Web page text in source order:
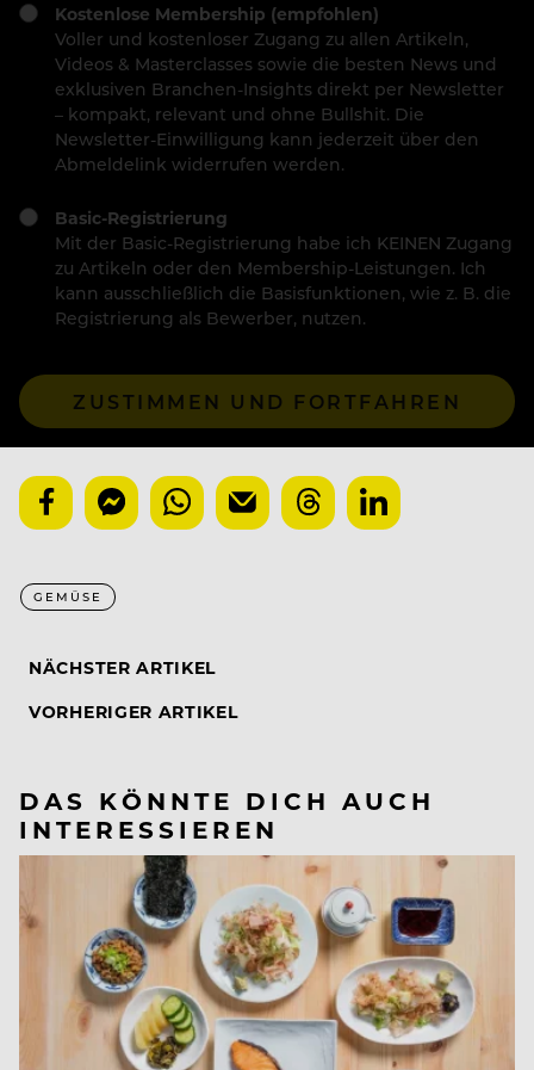
Kostenlose Membership (empfohlen)
Voller und kostenloser Zugang zu allen Artikeln,
Videos & Masterclasses sowie die besten News und
exklusiven Branchen-Insights direkt per Newsletter
– kompakt, relevant und ohne Bullshit. Die
Newsletter-Einwilligung kann jederzeit über den
Abmeldelink widerrufen werden.
Basic-Registrierung
Mit der Basic-Registrierung habe ich KEINEN Zugang
zu Artikeln oder den Membership-Leistungen. Ich
kann ausschließlich die Basisfunktionen, wie z. B. die
Registrierung als Bewerber, nutzen.
ZUSTIMMEN UND FORTFAHREN
GEMÜSE
NÄCHSTER ARTIKEL
VORHERIGER ARTIKEL
DAS KÖNNTE DICH AUCH
INTERESSIEREN